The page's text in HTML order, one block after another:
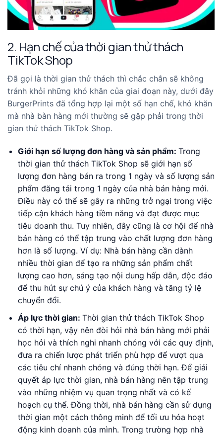
2. Hạn chế của thời gian thử thách
TikTok Shop
Đã gọi là thời gian thử thách thì chắc chắn sẽ không
tránh khỏi những khó khăn của giai đoạn này, dưới đây
BurgerPrints đã tổng hợp lại một số hạn chế, khó khăn
mà nhà bàn hàng mới thường sẽ gặp phải trong thời
gian thử thách TikTok Shop.
Giới hạn số lượng đơn hàng và sản phẩm: Trong
thời gian thử thách TikTok Shop sẽ giới hạn số
lượng đơn hàng bán ra trong 1 ngày và số lượng sản
phẩm đăng tải trong 1 ngày của nhà bán hàng mới.
Điều này có thể sẽ gây ra những trở ngại trong việc
tiếp cận khách hàng tiềm năng và đạt được mục
tiêu doanh thu. Tuy nhiên, đây cũng là cơ hội để nhà
bán hàng có thể tập trung vào chất lượng đơn hàng
hơn là số lượng. Ví dụ: Nhà bán hàng cần dành
nhiều thời gian để tạo ra những sản phẩm chất
lượng cao hơn, sáng tạo nội dung hấp dẫn, độc đáo
để thu hút sự chú ý của khách hàng và tăng tỷ lệ
chuyển đổi.
Áp lực thời gian: Thời gian thử thách TikTok Shop
có thời hạn, vậy nên đòi hỏi nhà bán hàng mới phải
học hỏi và thích nghi nhanh chóng với các quy định,
đưa ra chiến lược phát triển phù hợp để vượt qua
các tiêu chí nhanh chóng và đúng thời hạn. Để giải
quyết áp lực thời gian, nhà bán hàng nên tập trung
vào những nhiệm vụ quan trọng nhất và có kế
hoạch cụ thể. Đồng thời, nhà bán hàng cần sử dụng
thời gian một cách thông minh để tối ưu hóa hoạt
động kinh doanh của mình. Trong trường hợp nhà